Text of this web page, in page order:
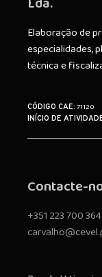
Elaboração de
especialidades,
técnica e
CÓDIGO CAE: 71120
INÍCIO DE
Contacte-
+351 223 700 364